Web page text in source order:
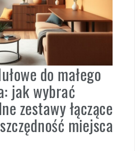
do małego
jak wybrać
zestawy łączące
miejsca